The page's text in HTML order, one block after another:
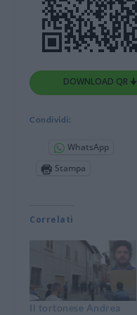
DOWNLOAD QR 🠋
Condividi:
WhatsApp
Stampa
Correlati
Il tortonese Andrea